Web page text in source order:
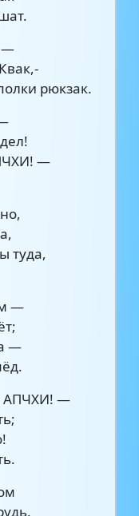
—
рюкзак.
—
туда,
—
—
АПЧХИ! —